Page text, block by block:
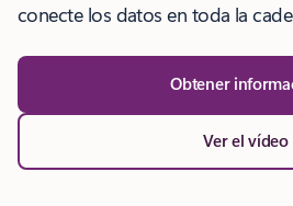
conecte los datos en toda la
Obtener
Ver el vídeo